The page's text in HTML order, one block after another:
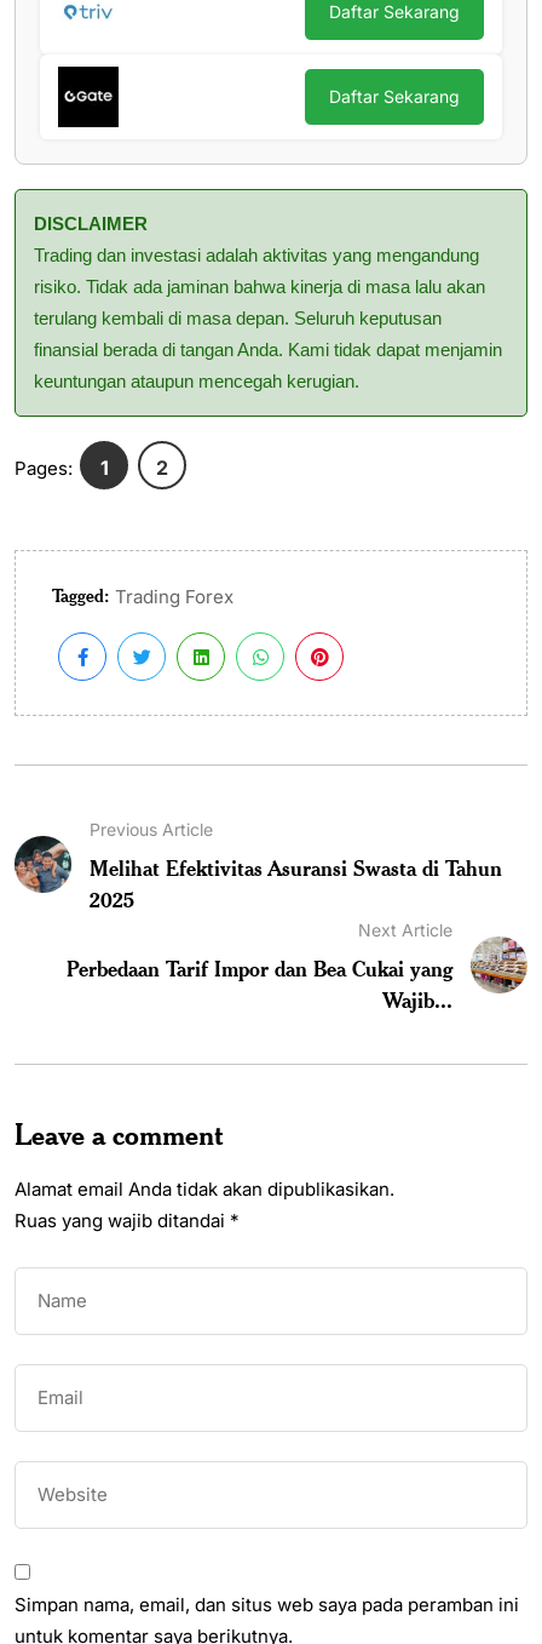
Daftar Sekarang
Daftar Sekarang
DISCLAIMER
Trading dan investasi adalah aktivitas yang mengandung
risiko. Tidak ada jaminan bahwa kinerja di masa lalu akan
terulang kembali di masa depan. Seluruh keputusan
finansial berada di tangan Anda. Kami tidak dapat menjamin
keuntungan ataupun mencegah kerugian.
Pages: 1 2
Tagged: Trading Forex
Previous Article
Melihat Efektivitas Asuransi Swasta di Tahun
2025
Next Article
Perbedaan Tarif Impor dan Bea Cukai yang
Wajib...
Leave a comment
Alamat email Anda tidak akan dipublikasikan.
Ruas yang wajib ditandai *
Simpan nama, email, dan situs web saya pada peramban ini
untuk komentar saya berikutnya.